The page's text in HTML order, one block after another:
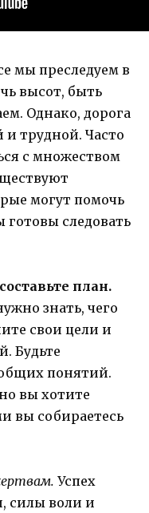
мы преследуем в
высот, быть
Однако, дорога
и трудной. Часто
с множеством
могут помочь
готовы следовать
план.
знать, чего
свои цели и
Будьте
понятий.
вы хотите
вы собираетесь
Успех
силы воли и